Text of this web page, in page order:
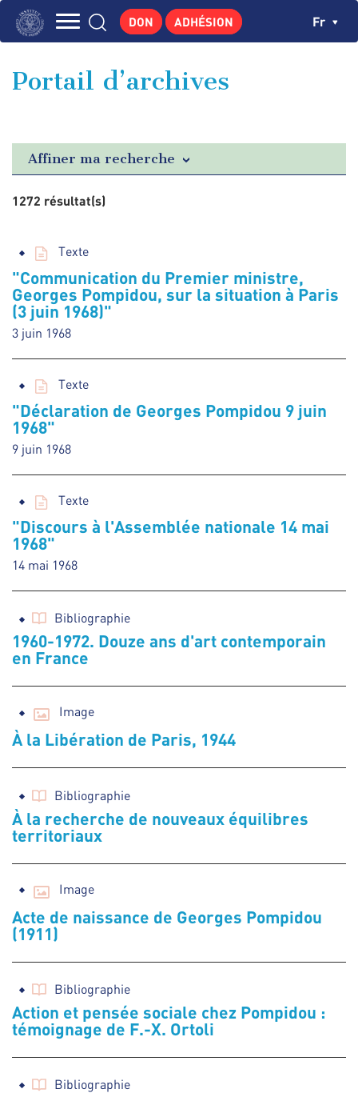
Aller
principale
GEORGES POMPIDOU
PUBLICATIONS
ACTUALITÉS
DON ADHÉSION Fr
Portail d’archives
Affiner ma recherche
1272 résultat(s)
Texte
"Communication du Premier ministre,
Georges Pompidou, sur la situation à Paris
(3 juin 1968)"
3 juin 1968
Texte
"Déclaration de Georges Pompidou 9 juin
1968"
9 juin 1968
Texte
"Discours à l'Assemblée nationale 14 mai
1968"
14 mai 1968
Bibliographie
1960-1972. Douze ans d'art contemporain
en France
Image
À la Libération de Paris, 1944
Bibliographie
À la recherche de nouveaux équilibres
territoriaux
Image
Acte de naissance de Georges Pompidou
(1911)
Bibliographie
Action et pensée sociale chez Pompidou :
témoignage de F.-X. Ortoli
Bibliographie
Panneau de gestion des cookies